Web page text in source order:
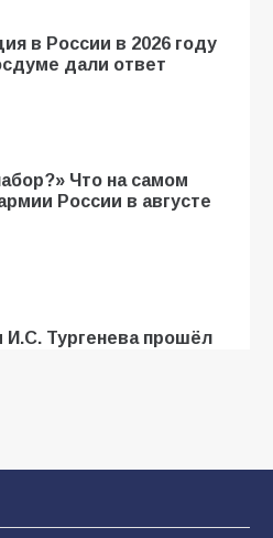
в России в 2026 году
дали ответ
Что на самом
России в августе
И.С. Тургенева прошёл
дорожные работы